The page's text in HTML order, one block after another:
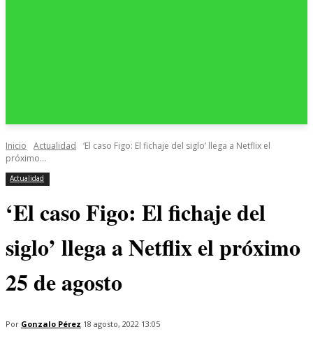
Inicio Actualidad
‘El caso Figo: El fichaje del siglo’ llega a Netflix el
próximo...
Actualidad
‘El caso Figo: El fichaje del
siglo’ llega a Netflix el próximo
25 de agosto
Por Gonzalo Pérez 18 agosto, 2022 13:05